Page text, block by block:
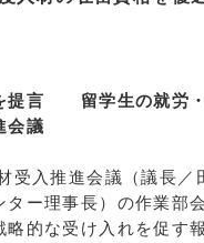
提言 留学生の就労
会議
入推進会議（議長／
ター理事長）の作業部
略的な受け入れを促す